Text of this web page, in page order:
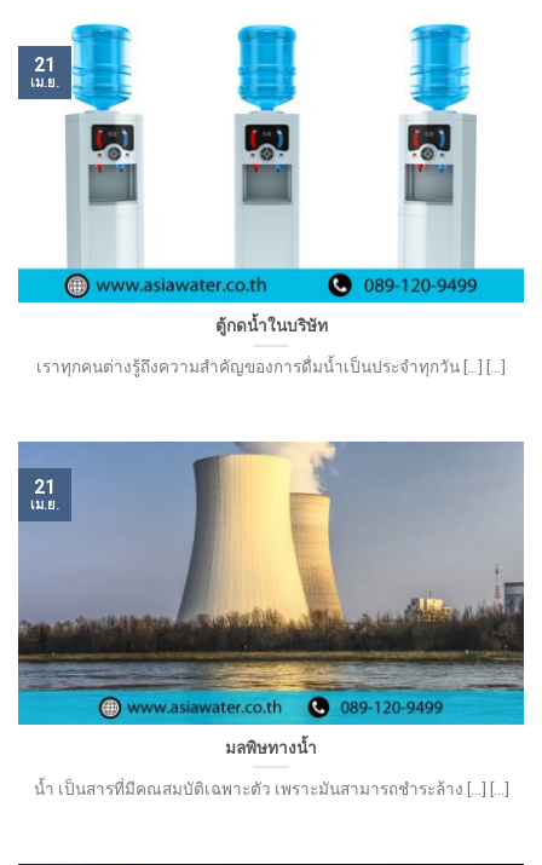
ตู้กดน้ำในบริษัท
เราทุกคนต่างรู้ถึงความสำคัญของการดื่มน้ำเป็นประจำทุกวัน [...] [...]
21
เม.ย.
มลพิษทางน้ำ​
น้ำ เป็นสารที่มีคณสมบัติเฉพาะตัว เพราะมันสามารถชำระล้าง [...] [...]
21
เม.ย.